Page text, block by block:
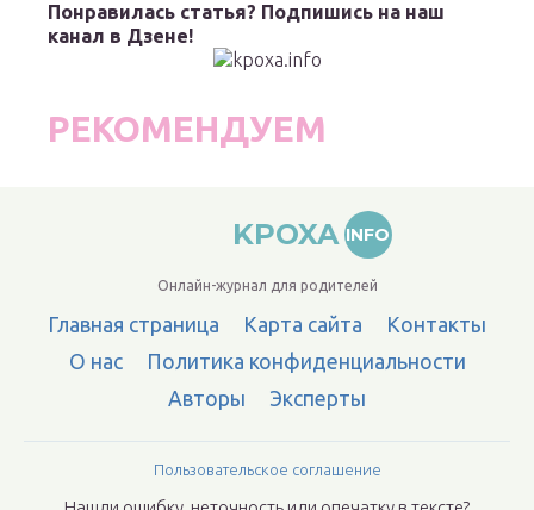
Понравилась статья? Подпишись на наш
канал в Дзене!
РЕКОМЕНДУЕМ
KPOXA INFO
Онлайн-журнал для родителей
Главная страница Карта сайта
Контакты
О нас
Политика конфиденциальности
Авторы
Эксперты
Пользовательское соглашение